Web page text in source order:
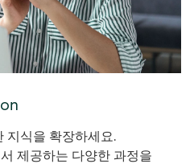
지식을 확장하세요.
제공하는 다양한 과정을